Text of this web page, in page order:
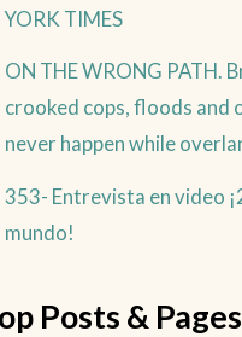
YORK TIMES
ON THE WRONG PATH.
crooked cops, floods and
never happen while
353- Entrevista en video
mundo!
Posts & Pages